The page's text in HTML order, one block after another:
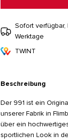
Sofort verfügbar,
Werktage
TWINT
Beschreibung
Der 991 ist ein
unserer Fabrik in
über ein
sportlichen Look in